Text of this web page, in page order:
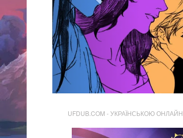
UFDUB.COM - УКРАЇНСЬКОЮ ОНЛАЙН